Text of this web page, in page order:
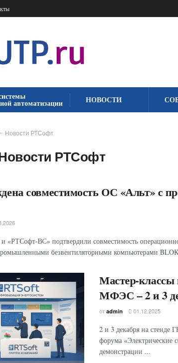
автоматизации НОВОСТИ
Новости РТСофт
РТСофт
совместимость ОС «Альт»
«РТСофт-ВС» подтвердили совместимость
безвентиляторными компьютерами
Мастер-
МФЭС – 2 и 3
от admin 01.12.2025
2 и 3 декабря на
форума «Электрические
демонстрации ...